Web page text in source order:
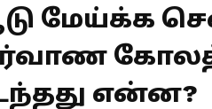
மேய்க்க
என்ன?